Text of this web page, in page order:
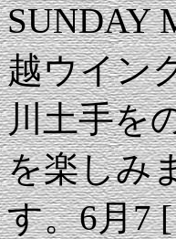
SUNDAY
越ウイン
川土手を
を楽しみ
す。6月7